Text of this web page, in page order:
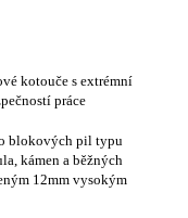
kotouče s extrémní
práce
blokových pil typu
kámen a běžných
12mm vysokým